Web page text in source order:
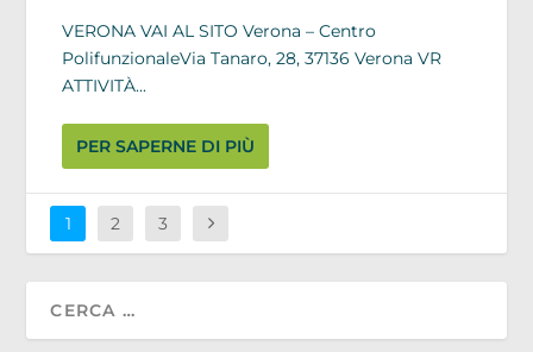
VERONA VAI AL SITO Verona – Centro
PolifunzionaleVia Tanaro, 28, 37136 Verona VR
ATTIVITÀ...
PER SAPERNE DI PIÙ
1 2 3